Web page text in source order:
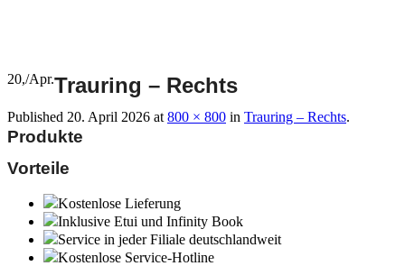
20,/Apr.Trauring – Rechts
Published 20. April 2026 at 800 × 800 in Trauring – Rechts.
Produkte
Vorteile
Kostenlose Lieferung
Inklusive Etui und Infinity Book
Service in jeder Filiale deutschlandweit
Kostenlose Service-Hotline